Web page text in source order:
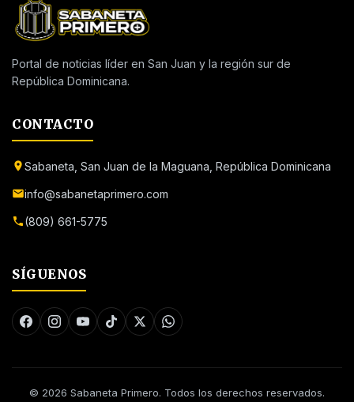
Portal de noticias líder en San Juan y la región sur de
República Dominicana.
CONTACTO
Sabaneta, San Juan de la Maguana, República Dominicana
info@sabanetaprimero.com
(809) 661-5775
SÍGUENOS
© 2026 Sabaneta Primero. Todos los derechos reservados.